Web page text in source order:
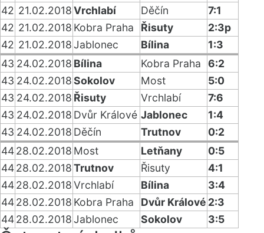
42 21.02.2018Vrchlabí Děčín
7:1
42 21.02.2018 Kobra Praha Řisuty
2:3p
42 21.02.2018Jablonec Bílina
1:3
43 24.02.2018 Bílina Kobra Praha
6:2
43 24.02.2018Sokolov Most
5:0
43 24.02.2018 Řisuty Vrchlabí
7:6
43 24.02.2018 Dvůr Králové Jablonec
1:4
43 24.02.2018 Děčín Trutnov
0:2
4428.02.2018 Most Letňany
0:5
4428.02.2018Trutnov Řisuty
4:1
4428.02.2018Vrchlabí Bílina
3:4
4428.02.2018 Kobra Praha Dvůr Králové 2:3
4428.02.2018Jablonec Sokolov 3:5